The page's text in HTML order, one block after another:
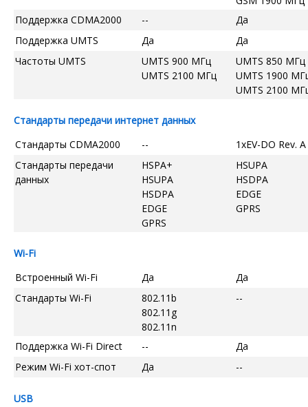
Поддержка CDMA2000
--
Да
Поддержка UMTS
Да
Да
Частоты UMTS
UMTS 900 МГц
UMTS 2100 МГц
UMTS 850 МГц
UMTS 1900
UMTS 2100
Стандарты передачи интернет данных
Стандарты CDMA2000
--
1xEV-DO Rev. A
Стандарты передачи
данных
HSPA+
HSUPA
HSDPA
EDGE
GPRS
HSUPA
HSDPA
EDGE
GPRS
Wi-Fi
Встроенный Wi-Fi
Да
Да
Стандарты Wi-Fi
802.11b
802.11g
802.11n
--
Поддержка Wi-Fi Direct --
Да
Режим Wi-Fi хот-спот
Да --
USB